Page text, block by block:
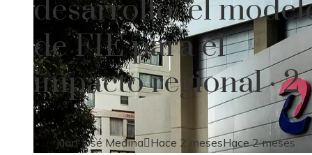
desarrollo: el
de FIE para el
impacto regional · 2
Juan José Medina Hace 2 mesesHace 2 meses